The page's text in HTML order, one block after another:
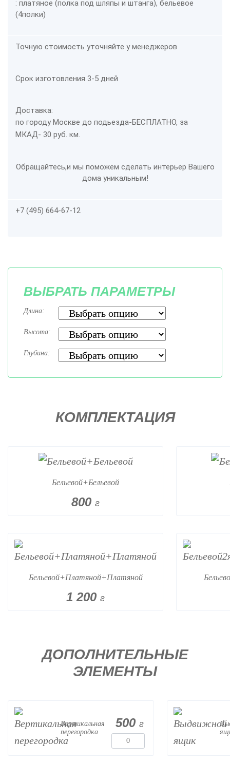
: платяное (полка под шляпы и штанга), бельевое
(4полки)
Точную стоимость уточняйте у менеджеров
Срок изготовления 3-5 дней
Доставка:
по городу Москве до подьезда-БЕСПЛАТНО, за
МКАД- 30 руб. км.
Обращайтесь,и мы поможем сделать интерьер Вашего
дома уникальным!
+7 (495) 664-67-12
ВЫБРАТЬ ПАРАМЕТРЫ
Длина:
Высота:
Глубина:
КОМПЛЕКТАЦИЯ
Бельевой+Бельевой
800 г
Бельевой+Платяной+Платяной
1 200 г
ДОПОЛНИТЕЛЬНЫЕ
ЭЛЕМЕНТЫ
Вертикальная
перегородка
500 г